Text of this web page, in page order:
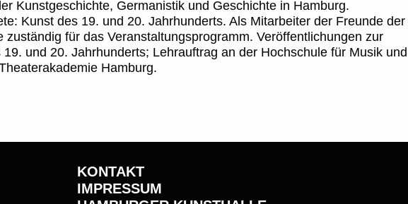
Kunstgeschichte, Germanistik und Geschichte in Hamburg.
Kunst des 19. und 20. Jahrhunderts. Als Mitarbeiter der Freunde der
zuständig für das Veranstaltungsprogramm. Veröffentlichungen zur
19. und 20. Jahrhunderts; Lehrauftrag an der Hochschule für Musik und
Hamburg.
KONTAKT
IMPRESSUM